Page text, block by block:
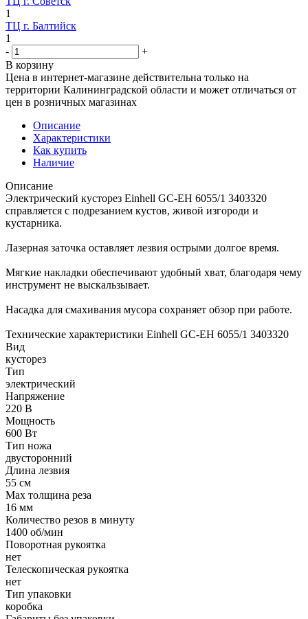
1
ТЦ г. Балтийск
1
-
+
В корзину
Цена в интернет-магазине действительна только на
территории Калининградской области и может отличаться от
цен в розничных магазинах
Описание
Характеристики
Как купить
Наличие
Описание
Электрический кусторез Einhell GC-EH 6055/1 3403320
справляется с подрезанием кустов, живой изгороди и
кустарника.
Лазерная заточка оставляет лезвия острыми долгое время.
Мягкие накладки обеспечивают удобный хват, благодаря чему
инструмент не выскальзывает.
Насадка для смахивания мусора сохраняет обзор при работе.
Технические характеристики Einhell GC-EH 6055/1 3403320
Вид
кусторез
Тип
электрический
Напряжение
220 В
Мощность
600 Вт
Тип ножа
двусторонний
Длина лезвия
55 см
Мах толщина реза
16 мм
Количество резов в минуту
1400 об/мин
Поворотная рукоятка
нет
Телескопическая рукоятка
нет
Тип упаковки
коробка